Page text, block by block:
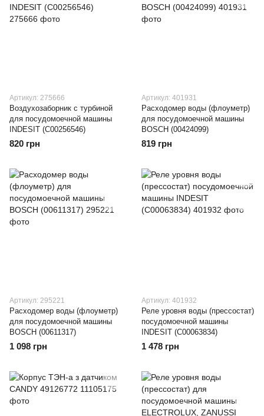
Артикул: 275666
Воздухозаборник с турбиной
для посудомоечной машины
INDESIT (C00256546)
820 грн
Артикул: 401931
Расходомер воды (флоуметр)
для посудомоечной машины
BOSCH (00424099)
819 грн
Артикул: 295221
Расходомер воды (флоуметр)
для посудомоечной машины
BOSCH (00611317)
1 098 грн
Артикул: 401932
Реле уровня воды (прессостат)
посудомоечной машины
INDESIT (C00063834)
1 478 грн